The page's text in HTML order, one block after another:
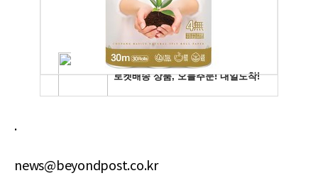
.
news@beyondpost.co.kr